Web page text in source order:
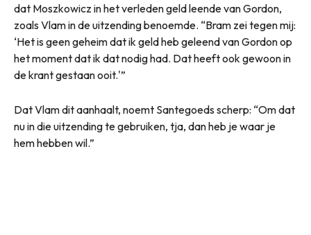
dat Moszkowicz in het verleden geld leende van Gordon,
zoals Vlam in de uitzending benoemde. “Bram zei tegen mij:
‘Het is geen geheim dat ik geld heb geleend van Gordon op
het moment dat ik dat nodig had. Dat heeft ook gewoon in
de krant gestaan ooit.'”
Dat Vlam dit aanhaalt, noemt Santegoeds scherp: “Om dat
nu in die uitzending te gebruiken, tja, dan heb je waar je
hem hebben wil.”